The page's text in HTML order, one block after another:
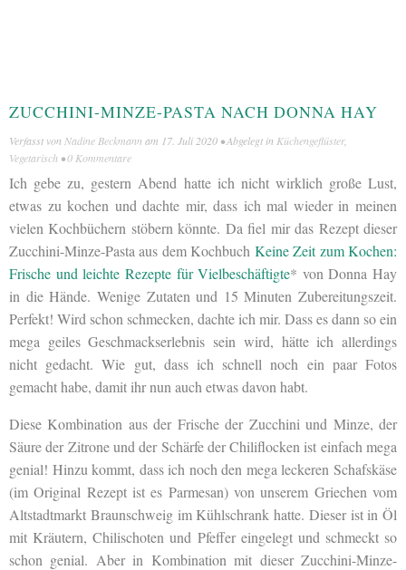
ZUCCHINI-MINZE-PASTA NACH DONNA HAY
Verfasst von Nadine Beckmann am 17. Juli 2020 • Abgelegt in Küchengeflüster,
Vegetarisch •0 Kommentare
Ich gebe zu, gestern Abend hatte ich nicht wirklich große Lust,
etwas zu kochen und dachte mir, dass ich mal wieder in meinen
vielen Kochbüchern stöbern könnte. Da fiel mir das Rezept dieser
Zucchini-Minze-Pasta aus dem Kochbuch Keine Zeit zum Kochen:
Frische und leichte Rezepte für Vielbeschäftigte* von Donna Hay
in die Hände. Wenige Zutaten und 15 Minuten Zubereitungszeit.
Perfekt! Wird schon schmecken, dachte ich mir. Dass es dann so ein
mega geiles Geschmackserlebnis sein wird, hätte ich allerdings
nicht gedacht. Wie gut, dass ich schnell noch ein paar Fotos
gemacht habe, damit ihr nun auch etwas davon habt.
Diese Kombination aus der Frische der Zucchini und Minze, der
Säure der Zitrone und der Schärfe der Chiliflocken ist einfach mega
genial! Hinzu kommt, dass ich noch den mega leckeren Schafskäse
(im Original Rezept ist es Parmesan) von unserem Griechen vom
Altstadtmarkt Braunschweig im Kühlschrank hatte. Dieser ist in Öl
mit Kräutern, Chilischoten und Pfeffer eingelegt und schmeckt so
schon genial. Aber in Kombination mit dieser Zucchini-Minze-